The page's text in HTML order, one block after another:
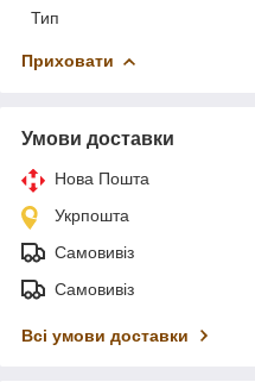
Тип
Приховати
Умови доставки
Нова Пошта
Укрпошта
Самовивіз
Самовивіз
Всі умови доставки